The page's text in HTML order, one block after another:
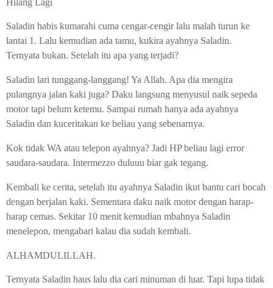
Saladin habis kumarahi cuma cengar-cengir lalu malah turun ke
lantai 1. Lalu kemudian ada tamu, kukira ayahnya Saladin.
Ternyata bukan. Setelah itu apa yang terjadi?
Saladin lari tunggang-langgang! Ya Allah. Apa dia mengira
pulangnya jalan kaki juga? Daku langsung menyusul naik sepeda
motor tapi belum ketemu. Sampai rumah hanya ada ayahnya
Saladin dan kuceritakan ke beliau yang sebenarnya.
Kok tidak WA atau telepon ayahnya? Jadi HP beliau lagi error
saudara-saudara. Intermezzo duluuu biar gak tegang.
Kembali ke cerita, setelah itu ayahnya Saladin ikut bantu cari bocah
dengan berjalan kaki. Sementara daku naik motor dengan harap-
harap cemas. Sekitar 10 menit kemudian mbahnya Saladin
menelepon, mengabari kalau dia sudah kembali.
ALHAMDULILLAH.
Ternyata Saladin haus lalu dia cari minuman di luar. Tapi lupa tidak